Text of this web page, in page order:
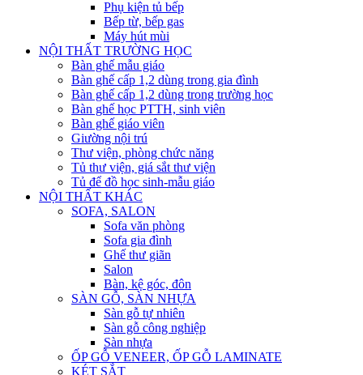
Phụ kiện tủ bếp
Bếp từ, bếp gas
Máy hút mùi
NỘI THẤT TRƯỜNG HỌC
Bàn ghế mẫu giáo
Bàn ghế cấp 1,2 dùng trong gia đình
Bàn ghế cấp 1,2 dùng trong trường học
Bàn ghế học PTTH, sinh viên
Bàn ghế giáo viên
Giường nội trú
Thư viện, phòng chức năng
Tủ thư viện, giá sắt thư viện
Tủ để đồ học sinh-mẫu giáo
NỘI THẤT KHÁC
SOFA, SALON
Sofa văn phòng
Sofa gia đình
Ghế thư giãn
Salon
Bàn, kệ góc, đôn
SÀN GỖ, SÀN NHỰA
Sàn gỗ tự nhiên
Sàn gỗ công nghiệp
Sàn nhựa
ỐP GỖ VENEER, ỐP GỖ LAMINATE
KÉT SẮT